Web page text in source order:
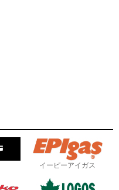
イーピーアイガス